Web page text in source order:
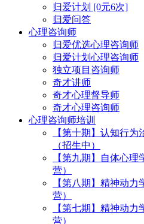
归爱计划 [0元6次]
归爱问答
心理咨询师
归爱优选心理咨询师
归爱计划心理咨询师
独立项目咨询师
奇才讲师
奇才心理督导师
奇才心理咨询师
心理咨询师培训
【第十期】认知行为
（招生中）
【第九期】自体心
营）
【第八期】精神动
营）
【第七期】精神动
营）